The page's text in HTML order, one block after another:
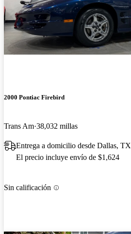
2000 Pontiac Firebird
Trans Am 38,032 millas
Entrega a domicilio desde Dallas, TX
El precio incluye envío de $1,624
Sin calificación